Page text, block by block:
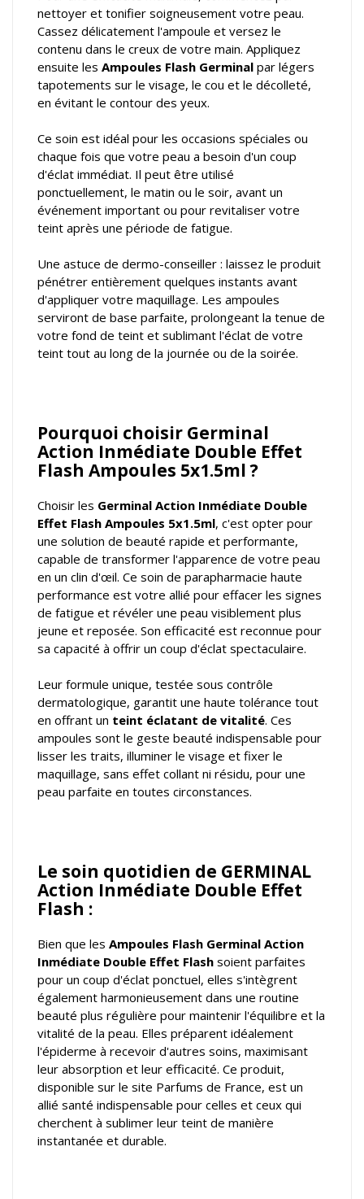
nettoyer et tonifier soigneusement votre peau.
Cassez délicatement l'ampoule et versez le
contenu dans le creux de votre main. Appliquez
ensuite les Ampoules Flash Germinal par légers
tapotements sur le visage, le cou et le décolleté,
en évitant le contour des yeux.
Ce soin est idéal pour les occasions spéciales ou
chaque fois que votre peau a besoin d'un coup
d'éclat immédiat. Il peut être utilisé
ponctuellement, le matin ou le soir, avant un
événement important ou pour revitaliser votre
teint après une période de fatigue.
Une astuce de dermo-conseiller : laissez le produit
pénétrer entièrement quelques instants avant
d'appliquer votre maquillage. Les ampoules
serviront de base parfaite, prolongeant la tenue de
votre fond de teint et sublimant l'éclat de votre
teint tout au long de la journée ou de la soirée.
Pourquoi choisir Germinal
Action Inmédiate Double Effet
Flash Ampoules 5x1.5ml ?
Choisir les Germinal Action Inmédiate Double
Effet Flash Ampoules 5x1.5ml, c'est opter pour
une solution de beauté rapide et performante,
capable de transformer l'apparence de votre peau
en un clin d'œil. Ce soin de parapharmacie haute
performance est votre allié pour effacer les signes
de fatigue et révéler une peau visiblement plus
jeune et reposée. Son efficacité est reconnue pour
sa capacité à offrir un coup d'éclat spectaculaire.
Leur formule unique, testée sous contrôle
dermatologique, garantit une haute tolérance tout
en offrant un teint éclatant de vitalité. Ces
ampoules sont le geste beauté indispensable pour
lisser les traits, illuminer le visage et fixer le
maquillage, sans effet collant ni résidu, pour une
peau parfaite en toutes circonstances.
Le soin quotidien de GERMINAL
Action Inmédiate Double Effet
Flash :
Bien que les Ampoules Flash Germinal Action
Inmédiate Double Effet Flash soient parfaites
pour un coup d'éclat ponctuel, elles s'intègrent
également harmonieusement dans une routine
beauté plus régulière pour maintenir l'équilibre et la
vitalité de la peau. Elles préparent idéalement
l'épiderme à recevoir d'autres soins, maximisant
leur absorption et leur efficacité. Ce produit,
disponible sur le site Parfums de France, est un
allié santé indispensable pour celles et ceux qui
cherchent à sublimer leur teint de manière
instantanée et durable.